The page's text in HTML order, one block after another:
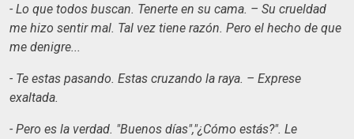
- Lo que todos buscan. Tenerte en su cama. – Su crueldad
me hizo sentir mal. Tal vez tiene razón. Pero el hecho de que
me denigre...
- Te estas pasando. Estas cruzando la raya. – Exprese
exaltada.
- Pero es la verdad. "Buenos días","¿Cómo estás?". Le